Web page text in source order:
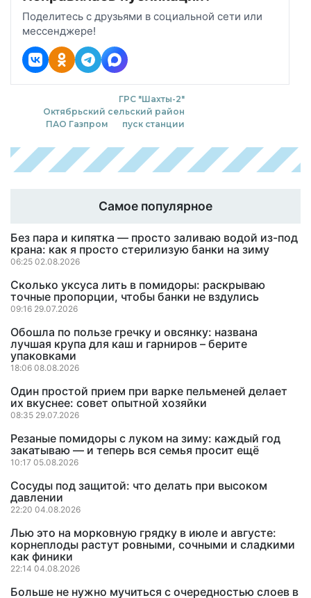
Поделитесь с друзьями в социальной сети или
мессенджере!
ГРС "Шахты-2"
Октябрьский сельский район
ПАО Газпром
пуск станции
Самое популярное
Без пара и кипятка — просто заливаю водой из-под
крана: как я просто стерилизую банки на зиму
06:25 02.08.2026
Сколько уксуса лить в помидоры: раскрываю
точные пропорции, чтобы банки не вздулись
09:16 29.07.2026
Обошла по пользе гречку и овсянку: названа
лучшая крупа для каш и гарниров – берите
упаковками
18:06 08.08.2026
Один простой прием при варке пельменей делает
их вкуснее: совет опытной хозяйки
08:35 29.07.2026
Резаные помидоры с луком на зиму: каждый год
закатываю — и теперь вся семья просит ещё
10:17 05.08.2026
Сосуды под защитой: что делать при высоком
давлении
22:20 04.08.2026
Лью это на морковную грядку в июле и августе:
корнеплоды растут ровными, сочными и сладкими
как финики
22:14 04.08.2026
Больше не нужно мучиться с очередностью слоев в